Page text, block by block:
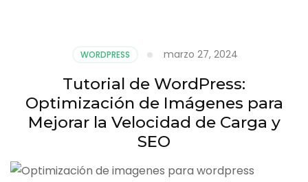
WORDPRESS marzo 27, 2024
Tutorial de WordPress:
Optimización de Imágenes para
Mejorar la Velocidad de Carga y
SEO